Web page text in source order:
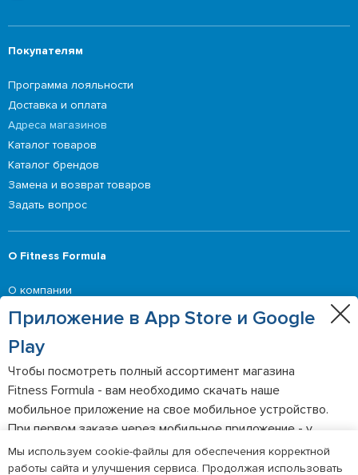
Покупателям
Программа лояльности
Доставка и оплата
Адреса магазинов
Каталог товаров
Каталог брендов
Замена и возврат товаров
Задать вопрос
О Fitness Formula
О компании
Приглашение делать оферты
Контакты
Выгодные предложения
Акции
©2026 Fitness Formula
Приложение в App Store и Google
Play
Чтобы посмотреть полный ассортимент магазина
Fitness Formula - вам необходимо скачать наше
мобильное приложение на свое мобильное устройство.
При первом заказе через мобильное приложение - у
вас будет персональная скидка 20% по промокоду
APP20.
Мы используем cookie-файлы для обеспечения корректной
работы сайта и улучшения сервиса. Продолжая использовать